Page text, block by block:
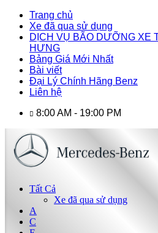
Trang chủ
Xe đã qua sử dụng
DỊCH VỤ BÃO DƯỠNG XE
HƯNG
Bảng Giá Mới Nhất
Bài viết
Đại Lý Chính Hãng Benz
Liên hệ
8:00 AM - 19:00 PM
Tất Cả
Xe đã qua sử dụng
A
C